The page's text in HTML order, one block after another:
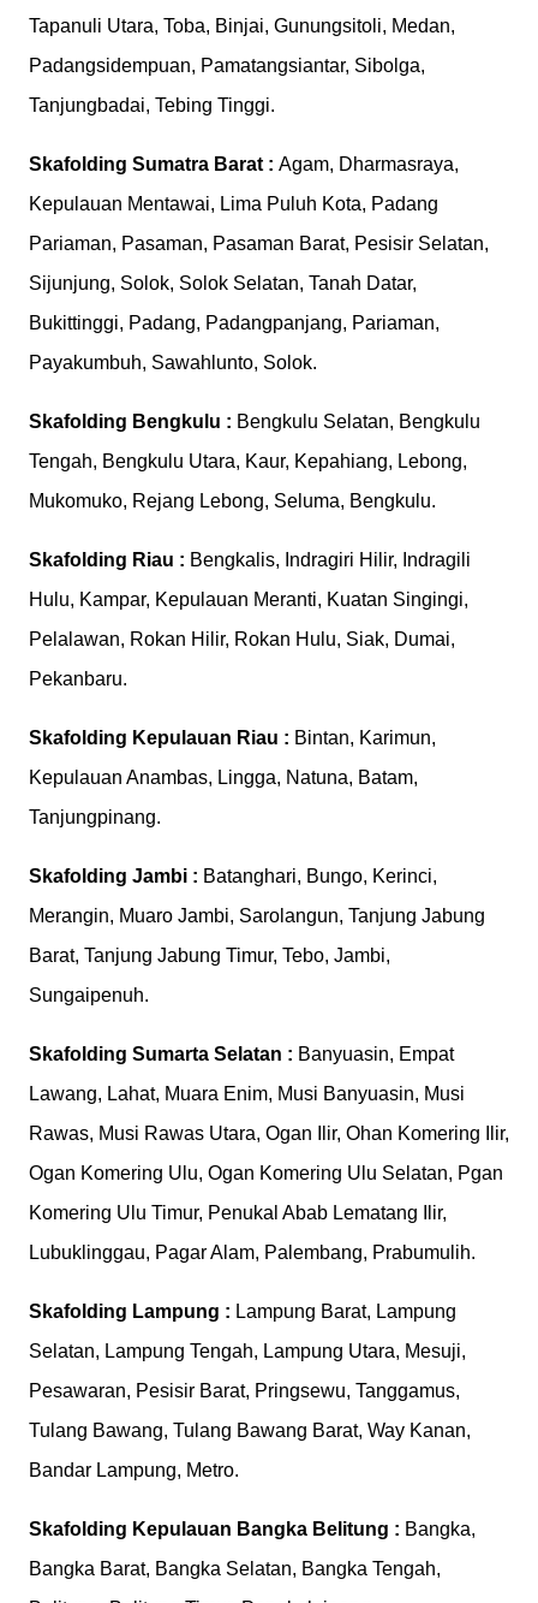
Tapanuli Utara, Toba, Binjai, Gunungsitoli, Medan,
Padangsidempuan, Pamatangsiantar, Sibolga,
Tanjungbadai, Tebing Tinggi.
Skafolding Sumatra Barat : Agam, Dharmasraya,
Kepulauan Mentawai, Lima Puluh Kota, Padang
Pariaman, Pasaman, Pasaman Barat, Pesisir Selatan,
Sijunjung, Solok, Solok Selatan, Tanah Datar,
Bukittinggi, Padang, Padangpanjang, Pariaman,
Payakumbuh, Sawahlunto, Solok.
Skafolding Bengkulu : Bengkulu Selatan, Bengkulu
Tengah, Bengkulu Utara, Kaur, Kepahiang, Lebong,
Mukomuko, Rejang Lebong, Seluma, Bengkulu.
Skafolding Riau : Bengkalis, Indragiri Hilir, Indragili
Hulu, Kampar, Kepulauan Meranti, Kuatan Singingi,
Pelalawan, Rokan Hilir, Rokan Hulu, Siak, Dumai,
Pekanbaru.
Skafolding Kepulauan Riau : Bintan, Karimun,
Kepulauan Anambas, Lingga, Natuna, Batam,
Tanjungpinang.
Skafolding Jambi : Batanghari, Bungo, Kerinci,
Merangin, Muaro Jambi, Sarolangun, Tanjung Jabung
Barat, Tanjung Jabung Timur, Tebo, Jambi,
Sungaipenuh.
Skafolding Sumarta Selatan : Banyuasin, Empat
Lawang, Lahat, Muara Enim, Musi Banyuasin, Musi
Rawas, Musi Rawas Utara, Ogan Ilir, Ohan Komering Ilir,
Ogan Komering Ulu, Ogan Komering Ulu Selatan, Pgan
Komering Ulu Timur, Penukal Abab Lematang Ilir,
Lubuklinggau, Pagar Alam, Palembang, Prabumulih.
Skafolding Lampung : Lampung Barat, Lampung
Selatan, Lampung Tengah, Lampung Utara, Mesuji,
Pesawaran, Pesisir Barat, Pringsewu, Tanggamus,
Tulang Bawang, Tulang Bawang Barat, Way Kanan,
Bandar Lampung, Metro.
Skafolding Kepulauan Bangka Belitung : Bangka,
Bangka Barat, Bangka Selatan, Bangka Tengah,